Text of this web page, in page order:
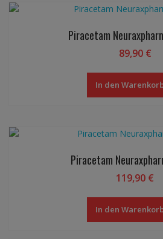
Piracetam
89,90 €
In den
Piracetam
119,90 €
In den